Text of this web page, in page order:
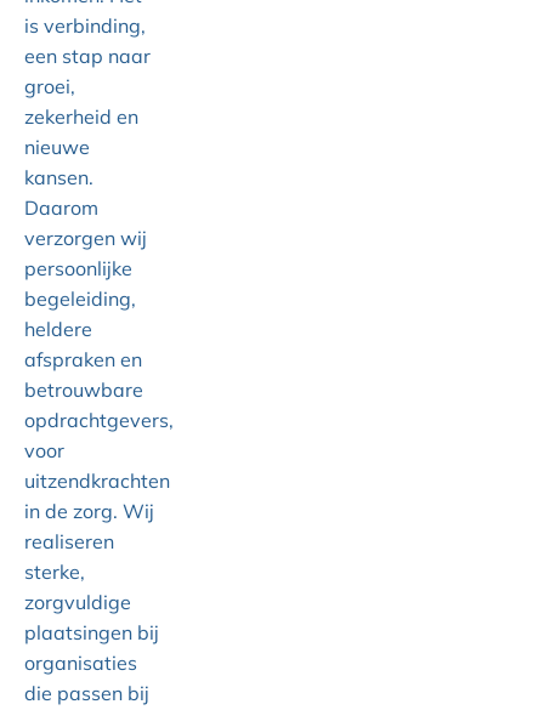
is verbinding,
een stap naar
groei,
zekerheid en
nieuwe
kansen.
Daarom
verzorgen wij
persoonlijke
begeleiding,
heldere
afspraken en
betrouwbare
opdrachtgevers,
voor
uitzendkrachten
in de zorg. Wij
realiseren
sterke,
zorgvuldige
plaatsingen bij
organisaties
die passen bij